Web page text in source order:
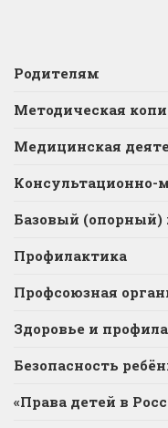
Родителям
Методическая
Медицинская
Консультационно-
Базовый (опорный)
Профилактика
Профсоюзная
Здоровье и
Безопасность
«Права детей в